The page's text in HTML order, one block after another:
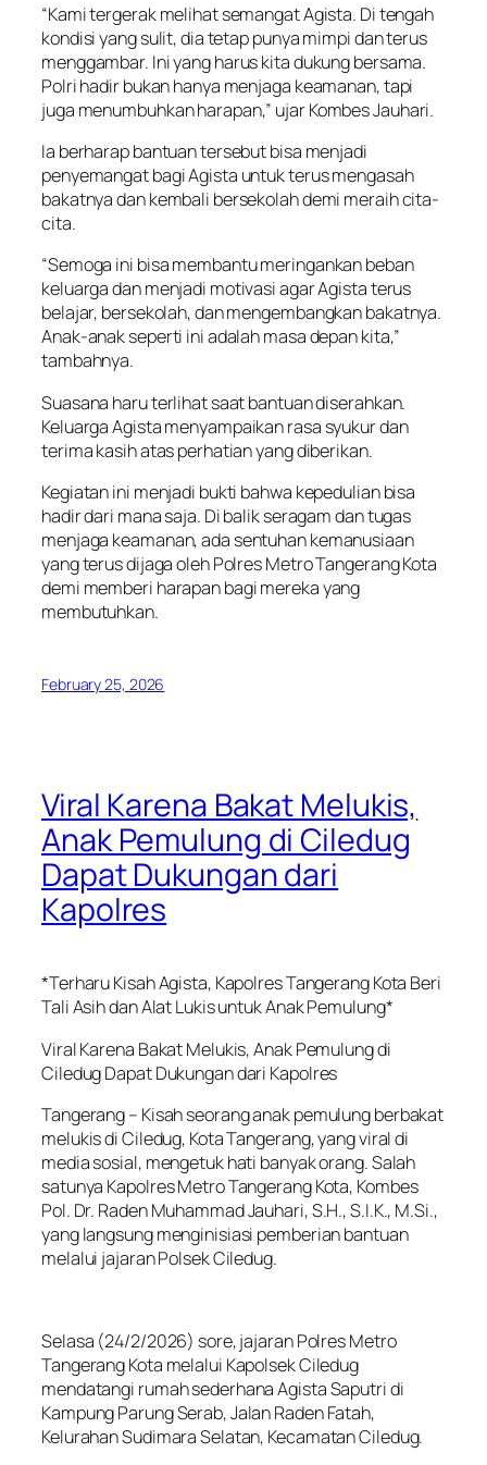
“Kami tergerak melihat semangat Agista. Di tengah
kondisi yang sulit, dia tetap punya mimpi dan terus
menggambar. Ini yang harus kita dukung bersama.
Polri hadir bukan hanya menjaga keamanan, tapi
juga menumbuhkan harapan,” ujar Kombes Jauhari.
Ia berharap bantuan tersebut bisa menjadi
penyemangat bagi Agista untuk terus mengasah
bakatnya dan kembali bersekolah demi meraih cita-
cita.
“Semoga ini bisa membantu meringankan beban
keluarga dan menjadi motivasi agar Agista terus
belajar, bersekolah, dan mengembangkan bakatnya.
Anak-anak seperti ini adalah masa depan kita,”
tambahnya.
Suasana haru terlihat saat bantuan diserahkan.
Keluarga Agista menyampaikan rasa syukur dan
terima kasih atas perhatian yang diberikan.
Kegiatan ini menjadi bukti bahwa kepedulian bisa
hadir dari mana saja. Di balik seragam dan tugas
menjaga keamanan, ada sentuhan kemanusiaan
yang terus dijaga oleh Polres Metro Tangerang Kota
demi memberi harapan bagi mereka yang
membutuhkan.
February 25, 2026
Viral Karena Bakat Melukis,
Anak Pemulung di Ciledug
Dapat Dukungan dari
Kapolres
*Terharu Kisah Agista, Kapolres Tangerang Kota Beri
Tali Asih dan Alat Lukis untuk Anak Pemulung*
Viral Karena Bakat Melukis, Anak Pemulung di
Ciledug Dapat Dukungan dari Kapolres
Tangerang – Kisah seorang anak pemulung berbakat
melukis di Ciledug, Kota Tangerang, yang viral di
media sosial, mengetuk hati banyak orang. Salah
satunya Kapolres Metro Tangerang Kota, Kombes
Pol. Dr. Raden Muhammad Jauhari, S.H., S.I.K., M.Si.,
yang langsung menginisiasi pemberian bantuan
melalui jajaran Polsek Ciledug.
Selasa (24/2/2026) sore, jajaran Polres Metro
Tangerang Kota melalui Kapolsek Ciledug
mendatangi rumah sederhana Agista Saputri di
Kampung Parung Serab, Jalan Raden Fatah,
Kelurahan Sudimara Selatan, Kecamatan Ciledug.